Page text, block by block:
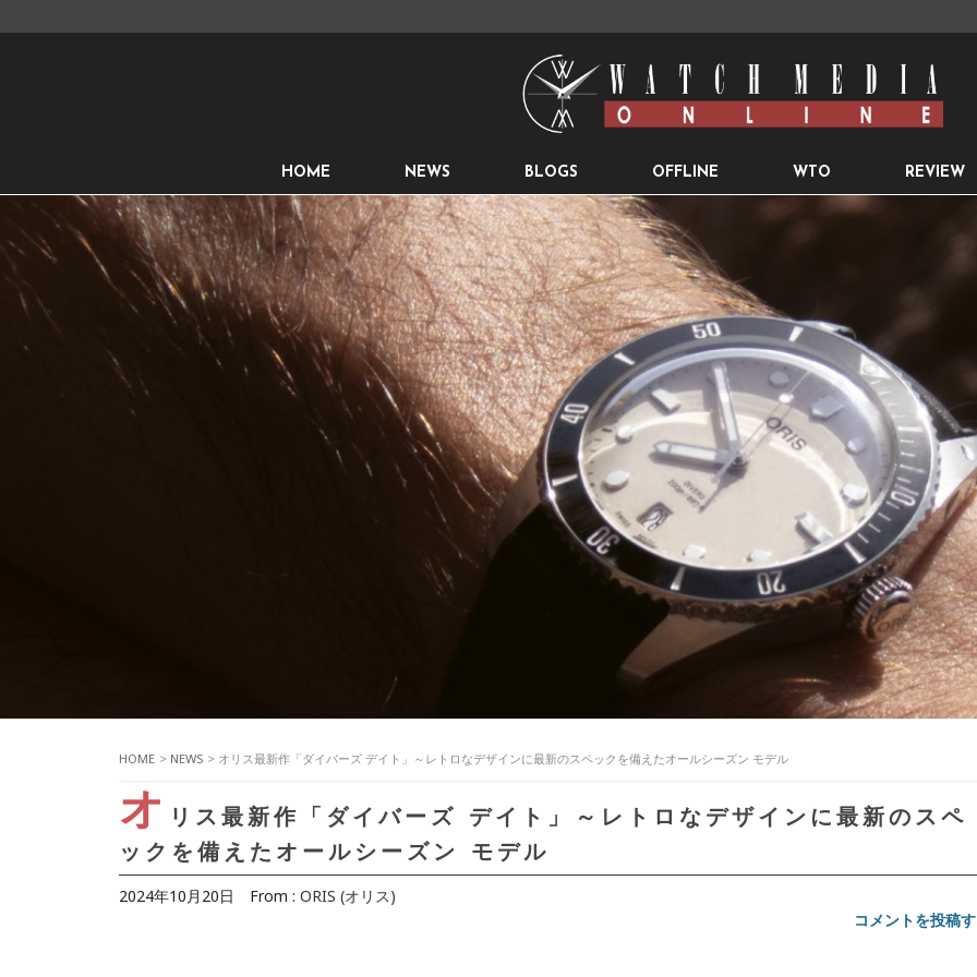
HOME NEWS BLOGS OFFLINE WTO REVIEW
HOME > NEWS > オリス最新作「ダイバーズ デイト」～レトロなデザインに最新のスペックを備えたオールシーズン モデル
オ リス最新作「ダイバーズ デイト」～レトロなデザインに最新のスペ
ックを備えたオールシーズン モデル
2024年10月20日 From : ORIS (オリス)
コメントを投稿